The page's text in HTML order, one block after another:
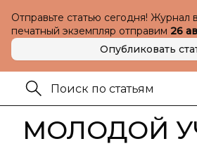
Отправьте статью сегодня! Журнал
печатный экземпляр отправим 26
Опубликовать
МОЛОДОЙ